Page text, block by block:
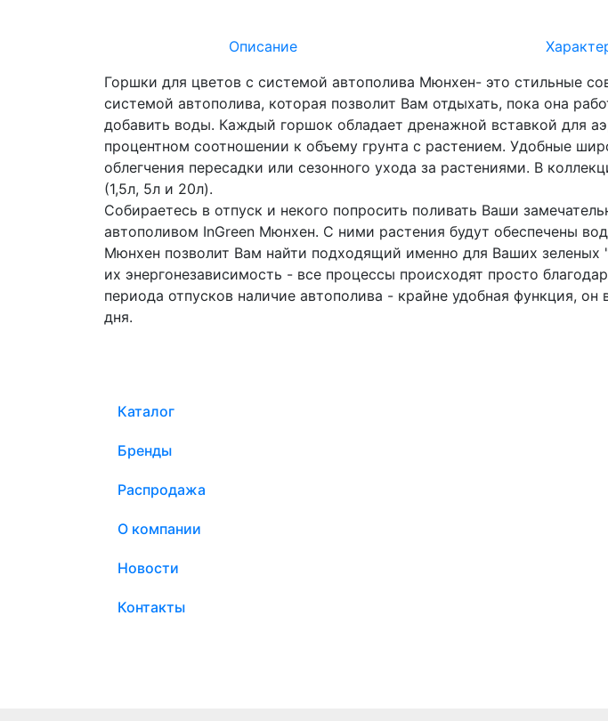
Описание
Горшки для цветов с системой автополива Мюнхен- это стильные
системой автополива, которая позволит Вам отдыхать, пока она
добавить воды. Каждый горшок обладает дренажной вставкой для
процентном соотношении к объему грунта с растением. Удобные
облегчения пересадки или сезонного ухода за растениями. В
(1,5л, 5л и 20л).
Собираетесь в отпуск и некого попросить поливать Ваши
автополивом InGreen Мюнхен. С ними растения будут обеспечены
Мюнхен позволит Вам найти подходящий именно для Ваших
их энергонезависимость - все процессы происходят просто
периода отпусков наличие автополива - крайне удобная функция,
дня.
Каталог
Бренды
Распродажа
О компании
Новости
Контакты